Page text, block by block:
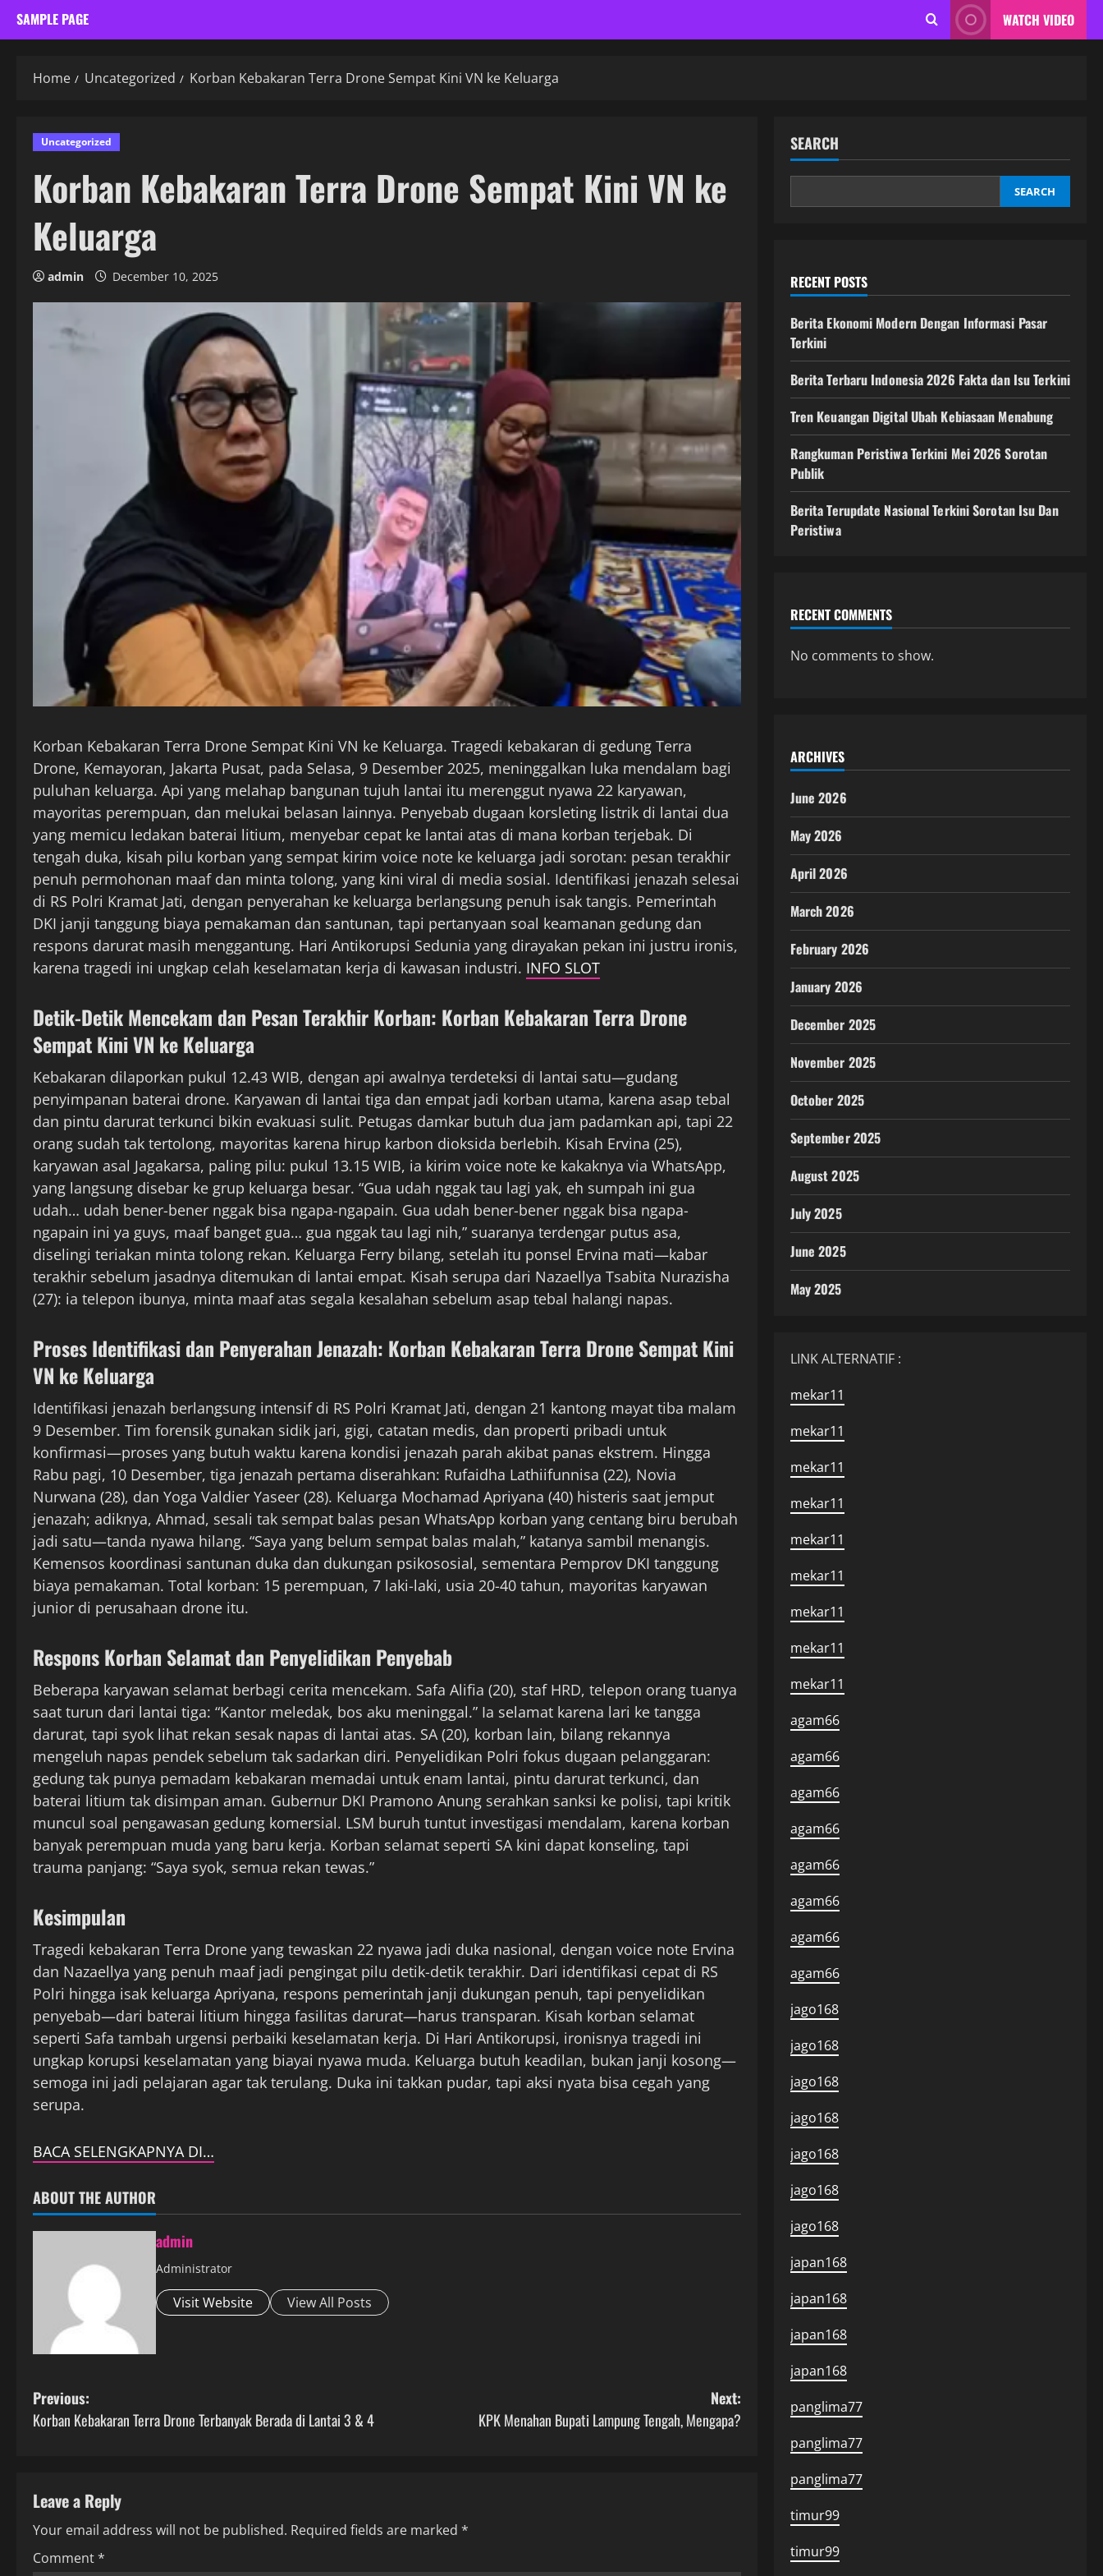
SAMPLE PAGE WATCH VIDEO
Home Uncategorized Korban Kebakaran Terra Drone Sempat Kini VN ke Keluarga
Uncategorized
Korban Kebakaran Terra Drone Sempat Kini VN ke
Keluarga
admin December 10, 2025
Korban Kebakaran Terra Drone Sempat Kini VN ke Keluarga. Tragedi kebakaran di gedung Terra
Drone, Kemayoran, Jakarta Pusat, pada Selasa, 9 Desember 2025, meninggalkan luka mendalam bagi
puluhan keluarga. Api yang melahap bangunan tujuh lantai itu merenggut nyawa 22 karyawan,
mayoritas perempuan, dan melukai belasan lainnya. Penyebab dugaan korsleting listrik di lantai dua
yang memicu ledakan baterai litium, menyebar cepat ke lantai atas di mana korban terjebak. Di
tengah duka, kisah pilu korban yang sempat kirim voice note ke keluarga jadi sorotan: pesan terakhir
penuh permohonan maaf dan minta tolong, yang kini viral di media sosial. Identifikasi jenazah selesai
di RS Polri Kramat Jati, dengan penyerahan ke keluarga berlangsung penuh isak tangis. Pemerintah
DKI janji tanggung biaya pemakaman dan santunan, tapi pertanyaan soal keamanan gedung dan
respons darurat masih menggantung. Hari Antikorupsi Sedunia yang dirayakan pekan ini justru ironis,
karena tragedi ini ungkap celah keselamatan kerja di kawasan industri. INFO SLOT
Detik-Detik Mencekam dan Pesan Terakhir Korban: Korban Kebakaran Terra Drone
Sempat Kini VN ke Keluarga
Kebakaran dilaporkan pukul 12.43 WIB, dengan api awalnya terdeteksi di lantai satu—gudang
penyimpanan baterai drone. Karyawan di lantai tiga dan empat jadi korban utama, karena asap tebal
dan pintu darurat terkunci bikin evakuasi sulit. Petugas damkar butuh dua jam padamkan api, tapi 22
orang sudah tak tertolong, mayoritas karena hirup karbon dioksida berlebih. Kisah Ervina (25),
karyawan asal Jagakarsa, paling pilu: pukul 13.15 WIB, ia kirim voice note ke kakaknya via WhatsApp,
yang langsung disebar ke grup keluarga besar. “Gua udah nggak tau lagi yak, eh sumpah ini gua
udah… udah bener-bener nggak bisa ngapa-ngapain. Gua udah bener-bener nggak bisa ngapa-
ngapain ini ya guys, maaf banget gua… gua nggak tau lagi nih,” suaranya terdengar putus asa,
diselingi teriakan minta tolong rekan. Keluarga Ferry bilang, setelah itu ponsel Ervina mati—kabar
terakhir sebelum jasadnya ditemukan di lantai empat. Kisah serupa dari Nazaellya Tsabita Nurazisha
(27): ia telepon ibunya, minta maaf atas segala kesalahan sebelum asap tebal halangi napas.
Proses Identifikasi dan Penyerahan Jenazah: Korban Kebakaran Terra Drone Sempat Kini
VN ke Keluarga
Identifikasi jenazah berlangsung intensif di RS Polri Kramat Jati, dengan 21 kantong mayat tiba malam
9 Desember. Tim forensik gunakan sidik jari, gigi, catatan medis, dan properti pribadi untuk
konfirmasi—proses yang butuh waktu karena kondisi jenazah parah akibat panas ekstrem. Hingga
Rabu pagi, 10 Desember, tiga jenazah pertama diserahkan: Rufaidha Lathiifunnisa (22), Novia
Nurwana (28), dan Yoga Valdier Yaseer (28). Keluarga Mochamad Apriyana (40) histeris saat jemput
jenazah; adiknya, Ahmad, sesali tak sempat balas pesan WhatsApp korban yang centang biru berubah
jadi satu—tanda nyawa hilang. “Saya yang belum sempat balas malah,” katanya sambil menangis.
Kemensos koordinasi santunan duka dan dukungan psikososial, sementara Pemprov DKI tanggung
biaya pemakaman. Total korban: 15 perempuan, 7 laki-laki, usia 20-40 tahun, mayoritas karyawan
junior di perusahaan drone itu.
Respons Korban Selamat dan Penyelidikan Penyebab
Beberapa karyawan selamat berbagi cerita mencekam. Safa Alifia (20), staf HRD, telepon orang tuanya
saat turun dari lantai tiga: “Kantor meledak, bos aku meninggal.” Ia selamat karena lari ke tangga
darurat, tapi syok lihat rekan sesak napas di lantai atas. SA (20), korban lain, bilang rekannya
mengeluh napas pendek sebelum tak sadarkan diri. Penyelidikan Polri fokus dugaan pelanggaran:
gedung tak punya pemadam kebakaran memadai untuk enam lantai, pintu darurat terkunci, dan
baterai litium tak disimpan aman. Gubernur DKI Pramono Anung serahkan sanksi ke polisi, tapi kritik
muncul soal pengawasan gedung komersial. LSM buruh tuntut investigasi mendalam, karena korban
banyak perempuan muda yang baru kerja. Korban selamat seperti SA kini dapat konseling, tapi
trauma panjang: “Saya syok, semua rekan tewas.”
Kesimpulan
Tragedi kebakaran Terra Drone yang tewaskan 22 nyawa jadi duka nasional, dengan voice note Ervina
dan Nazaellya yang penuh maaf jadi pengingat pilu detik-detik terakhir. Dari identifikasi cepat di RS
Polri hingga isak keluarga Apriyana, respons pemerintah janji dukungan penuh, tapi penyelidikan
penyebab—dari baterai litium hingga fasilitas darurat—harus transparan. Kisah korban selamat
seperti Safa tambah urgensi perbaiki keselamatan kerja. Di Hari Antikorupsi, ironisnya tragedi ini
ungkap korupsi keselamatan yang biayai nyawa muda. Keluarga butuh keadilan, bukan janji kosong—
semoga ini jadi pelajaran agar tak terulang. Duka ini takkan pudar, tapi aksi nyata bisa cegah yang
serupa.
BACA SELENGKAPNYA DI…
ABOUT THE AUTHOR
admin
Administrator
Visit Website View All Posts
P
o
t
n
Previous:
Korban Kebakaran Terra Drone Terbanyak Berada di Lantai 3 & 4
Next:
KPK Menahan Bupati Lampung Tengah, Mengapa?
Leave a Reply
Your email address will not be published. Required fields are marked *
Comment*
SEARCH
SEARCH
RECENT POSTS
Berita Ekonomi Modern Dengan Informasi Pasar
Terkini
Berita Terbaru Indonesia 2026 Fakta dan Isu Terkini
Tren Keuangan Digital Ubah Kebiasaan Menabung
Rangkuman Peristiwa Terkini Mei 2026 Sorotan
Publik
Berita Terupdate Nasional Terkini Sorotan Isu Dan
Peristiwa
RECENT COMMENTS
No comments to show.
ARCHIVES
June 2026
May 2026
April 2026
March 2026
February 2026
January 2026
December 2025
November 2025
October 2025
September 2025
August 2025
July 2025
June 2025
May 2025
LINK ALTERNATIF :
mekar11
mekar11
mekar11
mekar11
mekar11
mekar11
mekar11
mekar11
mekar11
agam66
agam66
agam66
agam66
agam66
agam66
agam66
agam66
jago168
jago168
jago168
jago168
jago168
jago168
jago168
japan168
japan168
japan168
japan168
panglima77
panglima77
panglima77
timur99
timur99